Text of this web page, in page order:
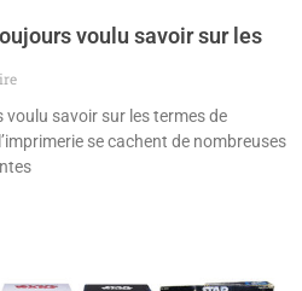
voulu savoir sur les
savoir sur les termes de
se cachent de nombreuses